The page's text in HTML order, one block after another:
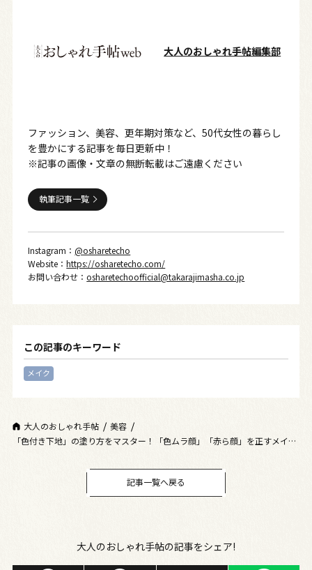
大人のおしゃれ手帖編集部
ファッション、美容、更年期対策など、50代女性の暮らし
を豊かにする記事を毎日更新中！
※記事の画像・文章の無断転載はご遠慮ください
執筆記事一覧
Instagram：@osharetecho
Website：https://osharetecho.com/
お問い合わせ：osharetechoofficial@takarajimasha.co.jp
この記事のキーワード
メイク
大人のおしゃれ手帖
美容
「色付き下地」の塗り方をマスター！「色ムラ顔」「赤ら顔」を正すメイク
記事一覧へ戻る
大人のおしゃれ手帖の記事をシェア!